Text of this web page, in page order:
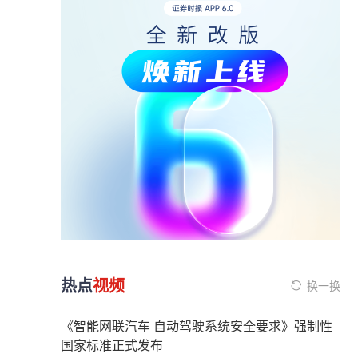
热点视频 换一换
《智能网联汽车 自动驾驶系统安全要求》强制性
国家标准正式发布